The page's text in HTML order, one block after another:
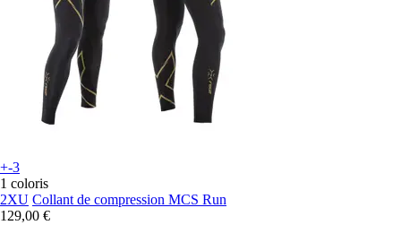
+-3
1 coloris
2XU Collant de compression MCS Run
129,00 €